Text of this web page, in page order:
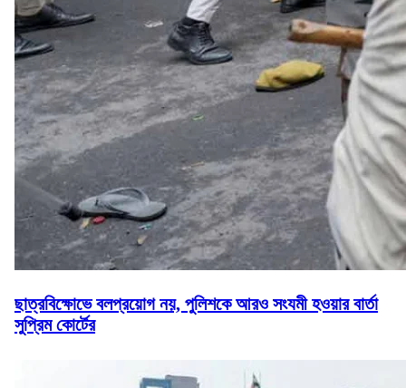
ছাত্রবিক্ষোভে বলপ্রয়োগ নয়, পুলিশকে আরও সংযমী হওয়ার বার্তা
সুপ্রিম কোর্টের